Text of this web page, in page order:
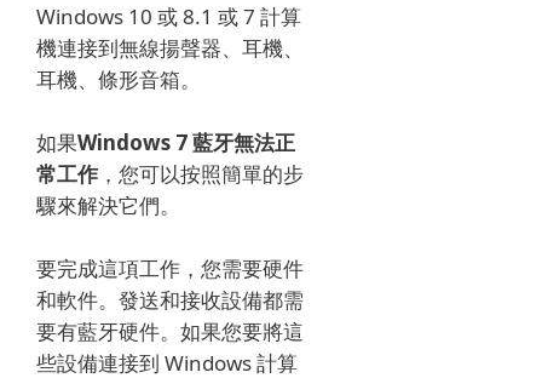
Windows 10 或 8.1 或 7 計算
機連接到無線揚聲器、耳機、
耳機、條形音箱。
如果Windows 7 藍牙無法正
常工作 ，您可以按照簡單的步
驟來解決它們。
要完成這項工作，您需要硬件
和軟件。 發送和接收設備都需
要有藍牙硬件。 如果您要將這
些設備連接到 Windows 計算